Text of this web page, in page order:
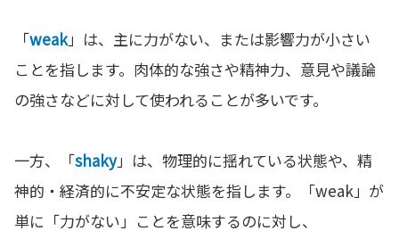
「weak」は、主に力がない、または影響力が小さい
ことを指します。肉体的な強さや精神力、意見や議論
の強さなどに対して使われることが多いです。
一方、「shaky」は、物理的に揺れている状態や、精
神的・経済的に不安定な状態を指します。「weak」が
単に「力がない」ことを意味するのに対し、